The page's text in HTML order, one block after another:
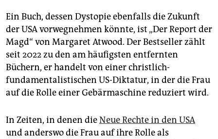
Ein Buch, dessen Dystopie ebenfalls die Zukunft
der USA vorwegnehmen könnte, ist „Der Report der
Magd“ von Margaret Atwood. Der Bestseller zählt
seit 2022 zu den am häufigsten entfernten
Büchern, er handelt von einer christlich-
fundamentalistischen US-Diktatur, in der die Frau
auf die Rolle einer Gebärmaschine reduziert wird.
In Zeiten, in denen dieNeue Rechte in den USA
und anderswo die Frau auf ihre Rolle als